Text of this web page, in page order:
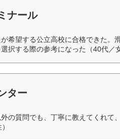
ナール
希望する公立高校に合格できた。
択する際の参考になった（40代／
ター
の質問でも、丁寧に教えてくれて